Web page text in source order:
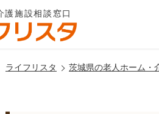
ライフリスタ 茨城県の老人ホーム・